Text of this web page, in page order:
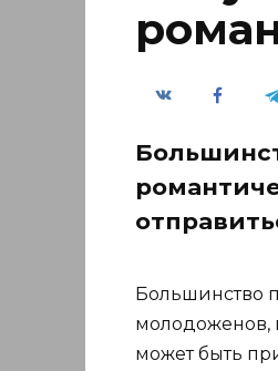
Большинство
молодоженов,
может быть